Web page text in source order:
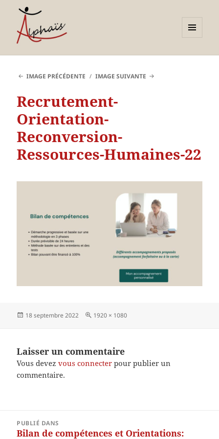
compétences et
orientations adultes et
jeunes
WIDGETS
IMAGE PRÉCÉDENTE IMAGE SUIVANTE
Recrutement-
Orientation-
Reconversion-
Ressources-Humaines-22
Publié
18 septembre 2022
Taille
1920 × 1080
Laisser un commentaire
Vous devezvous connecter pour publier un
commentaire.
PUBLIÉ DANS
Bilan de compétences et Orientations: